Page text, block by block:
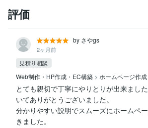
評価
by さやgs
2ヶ月前
見積り相談
Web制作・HP作成・EC構築 > ホームページ作
とても親切で丁寧にやりとりが出来まし
いてありがとうございました。
分かりやすい説明でスムーズにホームペ
きました。